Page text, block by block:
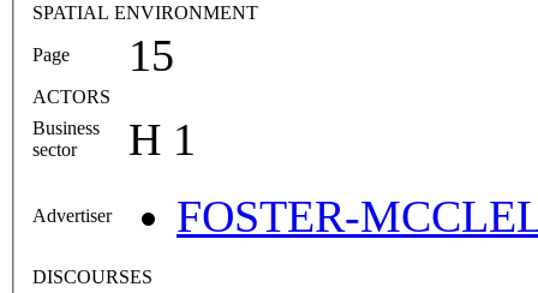
SPATIAL ENVIRONMENT
Page 15
ACTORS
Business
sector
H 1
Advertiser FOSTER-
DISCOURSES